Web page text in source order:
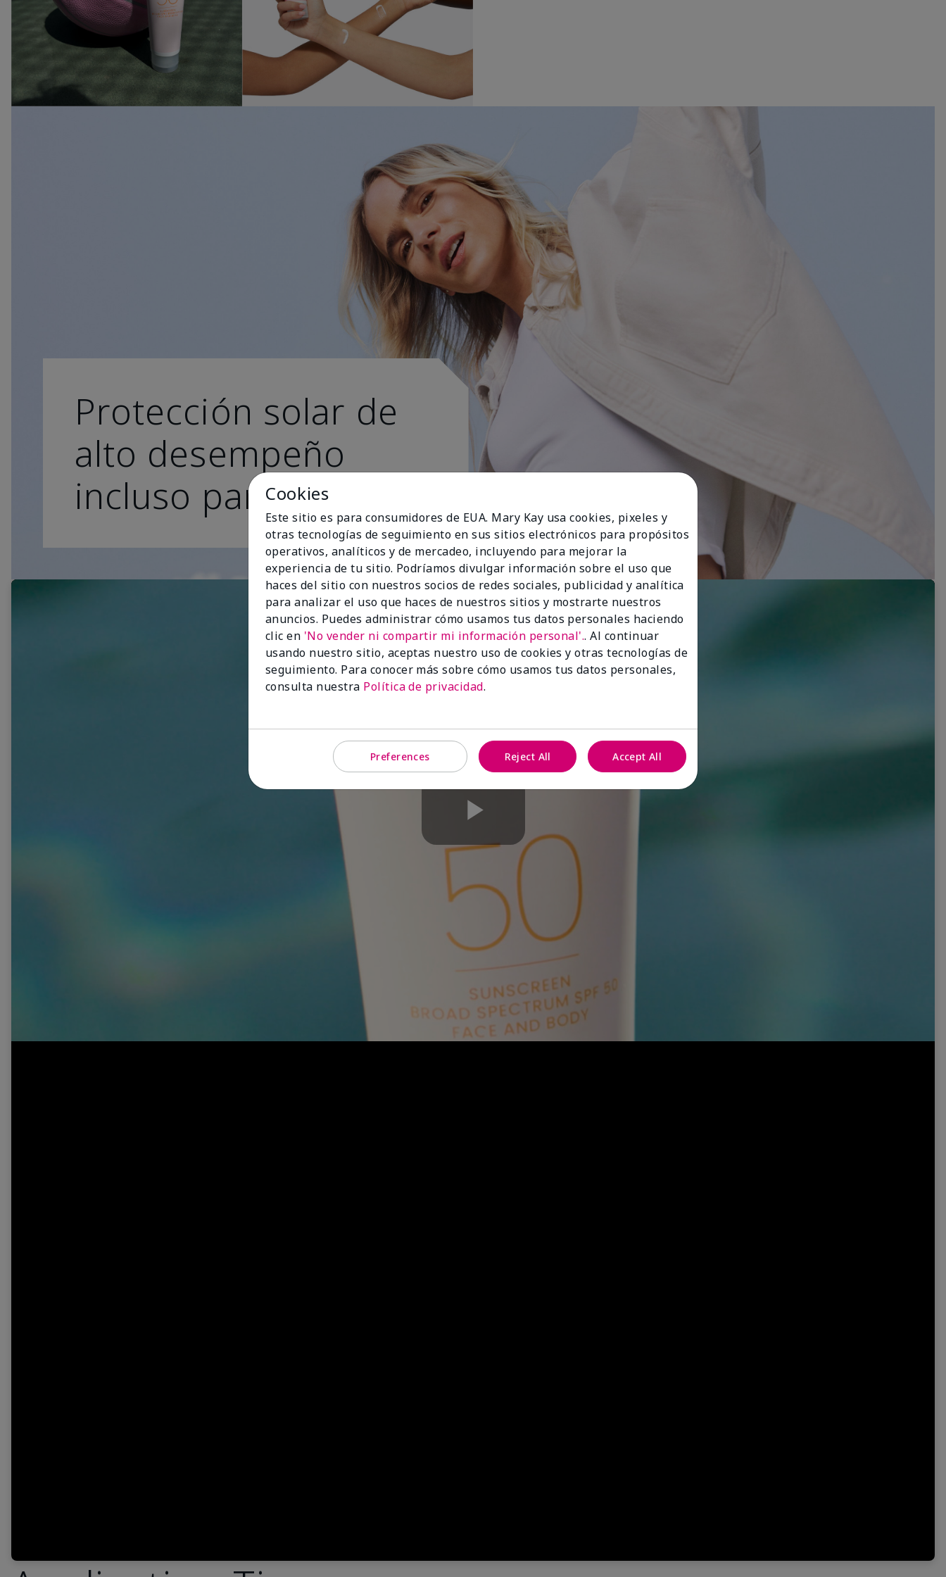
Protección solar de
alto desempeño
incluso para los esti
Play
Video
Cookies
Este sitio es para consumidores de EUA. Mary Kay usa cookies, pixeles y
otras tecnologías de seguimiento en sus sitios electrónicos para propósitos
operativos, analíticos y de mercadeo, incluyendo para mejorar la
experiencia de tu sitio. Podríamos divulgar información sobre el uso que
haces del sitio con nuestros socios de redes sociales, publicidad y analítica
para analizar el uso que haces de nuestros sitios y mostrarte nuestros
anuncios. Puedes administrar cómo usamos tus datos personales haciendo
clic en 'No vender ni compartir mi información personal'.. Al continuar
usando nuestro sitio, aceptas nuestro uso de cookies y otras tecnologías de
seguimiento. Para conocer más sobre cómo usamos tus datos personales,
consulta nuestra Política de privacidad.
Preferences Reject All Accept All